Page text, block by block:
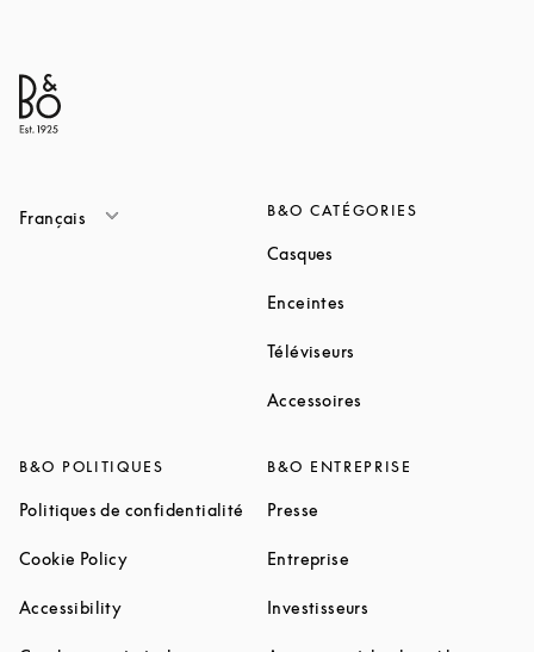
Français B&O CATÉGORIES
Casques
Enceintes
Téléviseurs
Accessoires
B&O POLITIQUES
Politiques de confidentialité Link Opens in New Tab
Cookie PolicyLink Opens in New Tab
AccessibilityLink Opens in New Tab
B&O ENTREPRISE
Presse
Entreprise
Investisseurs